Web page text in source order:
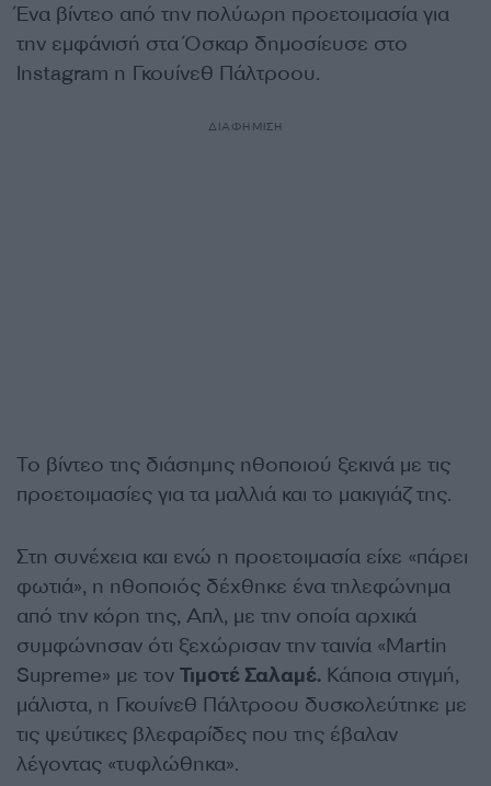
Ένα βίντεο από την πολύωρη προετοιμασία για
την εμφάνισή στα Όσκαρ δημοσίευσε στο
Instagram η Γκουίνεθ Πάλτροου.
ΔΙΑΦΗΜΙΣΗ
Το βίντεο της διάσημης ηθοποιού ξεκινά με τις
προετοιμασίες για τα μαλλιά και το μακιγιάζ της.
Στη συνέχεια και ενώ η προετοιμασία είχε «πάρει
φωτιά», η ηθοποιός δέχθηκε ένα τηλεφώνημα
από την κόρη της, Απλ, με την οποία αρχικά
συμφώνησαν ότι ξεχώρισαν την ταινία «Martin
Supreme» με τον Τιμοτέ Σαλαμέ. Κάποια στιγμή,
μάλιστα, η Γκουίνεθ Πάλτροου δυσκολεύτηκε με
τις ψεύτικες βλεφαρίδες που της έβαλαν
λέγοντας «τυφλώθηκα».